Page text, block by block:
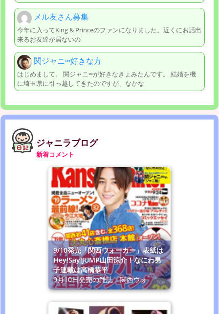
メル友さん募集
今年に入ってKing & Princeのファンになりました。近くにお話出
来るお友達が居ないの
関ジャニ∞好きな方
はじめまして。 関ジャニ∞が好きなきょみたんです。 結婚を機
に埼玉県に引っ越してきたのですが、なかな
ジャニラブログ
新着コメント
9/10発売「関西ウォーカー」表紙は
Hey!Say!JUMP山田涼介！なにわ男
子連載は高橋恭平
9月10日発売の雑誌「関西ウォ